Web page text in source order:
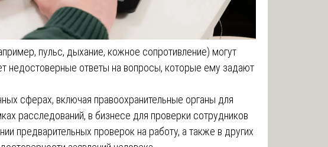
пульс, дыхание, кожное сопротивление) могут
недостоверные ответы на вопросы, которые ему задают
сферах, включая правоохранительные органы для
расследований, в бизнесе для проверки сотрудников
предварительных проверок на работу, а также в других